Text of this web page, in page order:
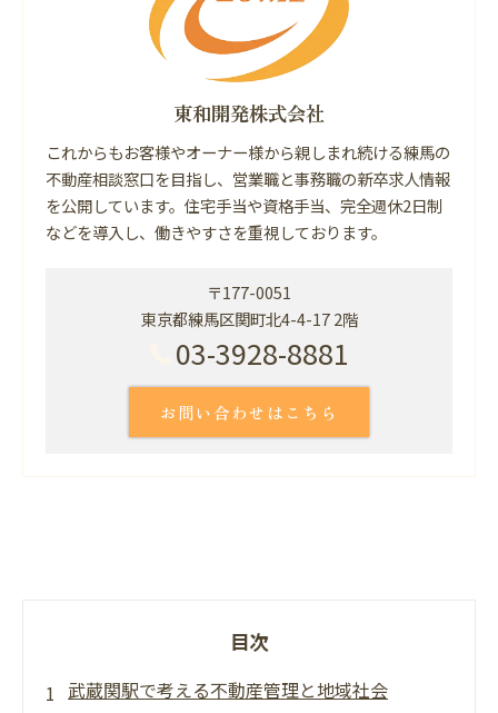
東和開発株式会社
これからもお客様やオーナー様から親しまれ続ける練馬の
不動産相談窓口を目指し、営業職と事務職の新卒求人情報
を公開しています。住宅手当や資格手当、完全週休2日制
などを導入し、働きやすさを重視しております。
〒177-0051
東京都練馬区関町北4-4-17 2階
03-3928-8881
お問い合わせはこちら
目次
武蔵関駅で考える不動産管理と地域社会